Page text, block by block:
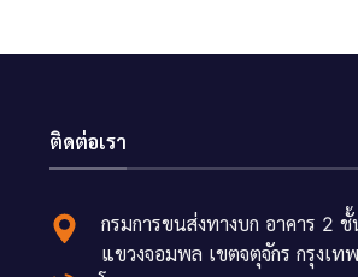
ติดต่อเรา
กรมการขนส่งทางบก อาคาร 2
แขวงจอมพล เขตจตุจักร กรุงเ